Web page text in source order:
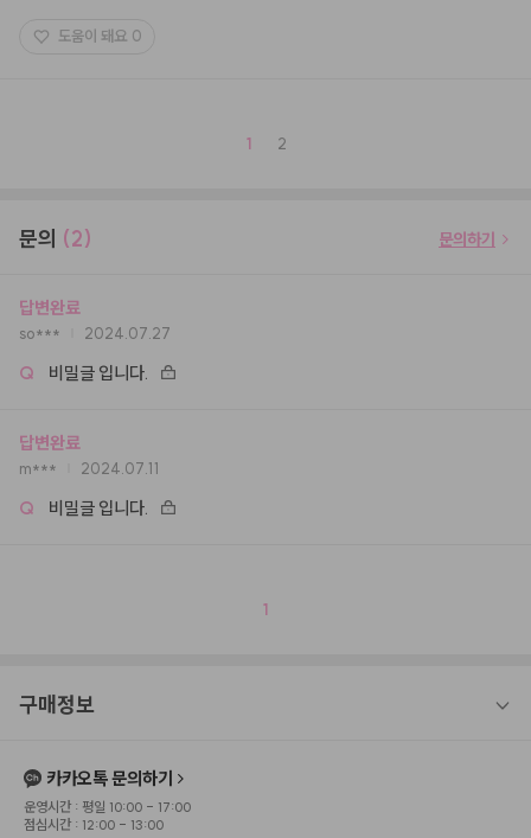
도움이 돼요 0
1 2
문의 (2) 문의하기
답변완료
so*** 2024.07.27
Q 비밀글 입니다.
답변완료
m*** 2024.07.11
Q 비밀글 입니다.
1
구매정보
카카오톡 문의하기
운영시간 : 평일 10:00 - 17:00
점심시간 : 12:00 - 13:00